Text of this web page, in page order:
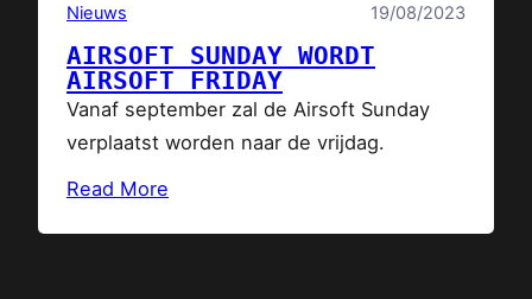
Nieuws 19/08/2023
AIRSOFT SUNDAY WORDT
AIRSOFT FRIDAY
Vanaf september zal de Airsoft Sunday
verplaatst worden naar de vrijdag.
Read More